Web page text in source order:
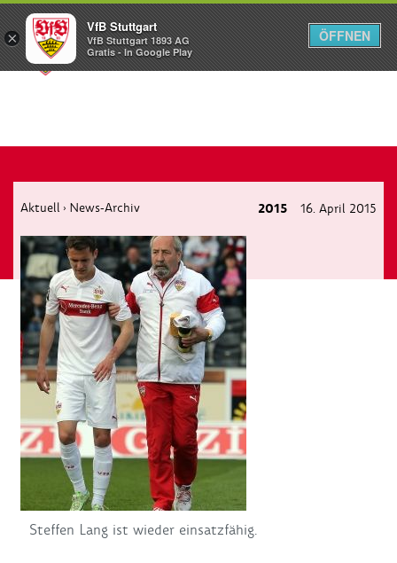
Menü
Aktuell › News-Archiv 2015 16. April 2015
Steffen Lang ist wieder einsatzfähig.
×
VfB Stuttgart
VfB Stuttgart 1893 AG
Gratis - In Google Play
ÖFFNEN